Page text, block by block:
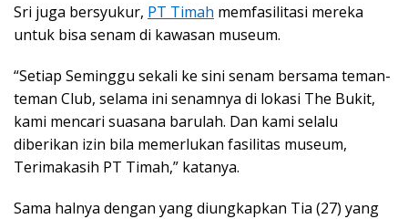
Sri juga bersyukur, PT Timah memfasilitasi mereka
untuk bisa senam di kawasan museum.
“Setiap Seminggu sekali ke sini senam bersama teman-
teman Club, selama ini senamnya di lokasi The Bukit,
kami mencari suasana barulah. Dan kami selalu
diberikan izin bila memerlukan fasilitas museum,
Terimakasih PT Timah,” katanya.
Sama halnya dengan yang diungkapkan Tia (27) yang